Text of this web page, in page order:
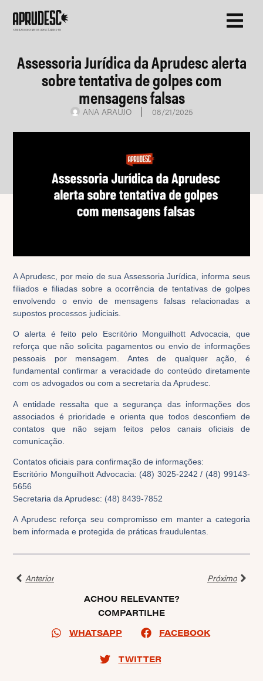
Assessoria Jurídica da Aprudesc alerta
sobre tentativa de golpes com
mensagens falsas
ANA ARAUJO 08/21/2025
A Aprudesc, por meio de sua Assessoria Jurídica, informa seus
filiados e filiadas sobre a ocorrência de tentativas de golpes
envolvendo o envio de mensagens falsas relacionadas a
supostos processos judiciais.
O alerta é feito pelo Escritório Monguilhott Advocacia, que
reforça que não solicita pagamentos ou envio de informações
pessoais por mensagem. Antes de qualquer ação, é
fundamental confirmar a veracidade do conteúdo diretamente
com os advogados ou com a secretaria da Aprudesc.
A entidade ressalta que a segurança das informações dos
associados é prioridade e orienta que todos desconfiem de
contatos que não sejam feitos pelos canais oficiais de
comunicação.
Contatos oficiais para confirmação de informações:
Escritório Monguilhott Advocacia: (48) 3025-2242 / (48) 99143-
5656
Secretaria da Aprudesc: (48) 8439-7852
A Aprudesc reforça seu compromisso em manter a categoria
bem informada e protegida de práticas fraudulentas.
Anterior
Próximo
ACHOU RELEVANTE?
COMPARTILHE
WHATSAPP
FACEBOOK
TWITTER